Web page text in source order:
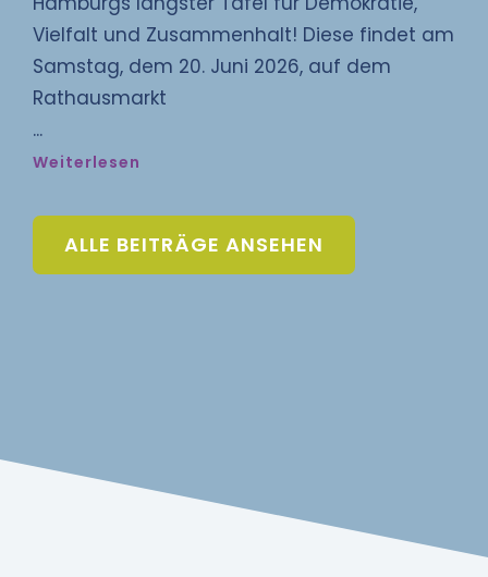
Vielfalt und Zusammenhalt! Diese findet am
Samstag, dem 20. Juni 2026, auf dem
Rathausmarkt
Weiterlesen
ALLE BEITRÄGE ANSEHEN